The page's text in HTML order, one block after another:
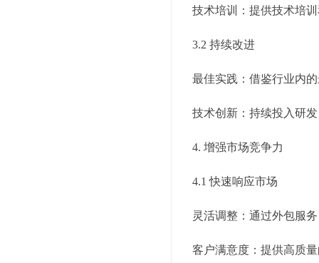
技术培训：提供技术培
3.2 持续改进
最佳实践：借鉴行业内
技术创新：持续投入研
4. 增强市场竞争力
4.1 快速响应市场
灵活调整：通过外包服
客户满意度：提供高质